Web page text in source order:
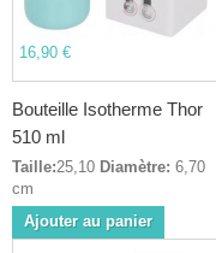
16,90 €
Bouteille Isotherme Thor
510 ml
Taille:25,10 Diamètre: 6,70
cm
Ajouter au panier